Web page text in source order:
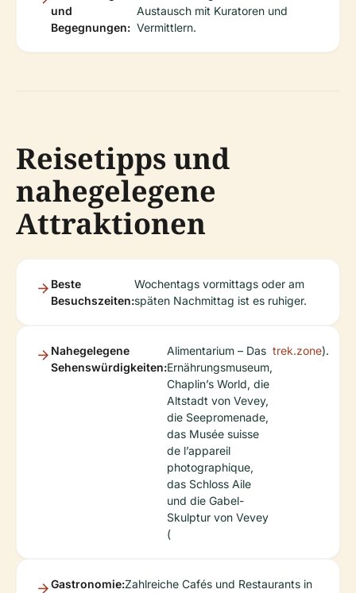
und
Begegnungen:
Austausch mit Kuratoren und
Vermittlern.
Reisetipps und
nahegelegene
Attraktionen
Beste
Besuchszeiten:
Wochentags vormittags oder am
späten Nachmittag ist es ruhiger.
Nahegelegene
Sehenswürdigkeiten:
Alimentarium – Das
Ernährungsmuseum,
Chaplin’s World, die
Altstadt von Vevey,
die Seepromenade,
das Musée suisse
de l’appareil
photographique,
das Schloss Aile
und die Gabel-
Skulptur von Vevey
(
trek.zone).
Gastronomie:Zahlreiche Cafés und Restaurants in